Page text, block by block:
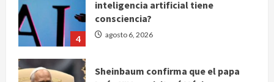
Sheinbaum confirma que el papa
León XIV no visitará México en su